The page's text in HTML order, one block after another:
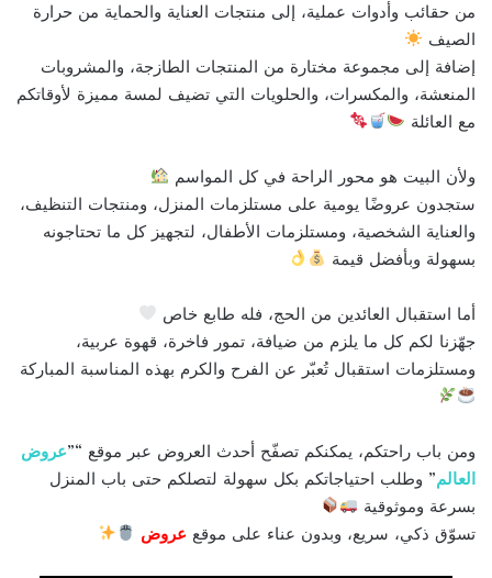
من حقائب وأدوات عملية، إلى منتجات العناية والحماية من حرارة
الصيف
إضافة إلى مجموعة مختارة من المنتجات الطازجة، والمشروبات
المنعشة، والمكسرات، والحلويات التي تضيف لمسة مميزة لأوقاتكم
مع العائلة
ولأن البيت هو محور الراحة في كل المواسم
ستجدون عروضًا يومية على مستلزمات المنزل، ومنتجات التنظيف،
والعناية الشخصية، ومستلزمات الأطفال، لتجهيز كل ما تحتاجونه
بسهولة وبأفضل قيمة
أما استقبال العائدين من الحج، فله طابع خاص
جهّزنا لكم كل ما يلزم من ضيافة، تمور فاخرة، قهوة عربية،
ومستلزمات استقبال تُعبّر عن الفرح والكرم بهذه المناسبة المباركة
ومن باب راحتكم، يمكنكم تصفّح أحدث العروض عبر موقع “”عروض
العالم” وطلب احتياجاتكم بكل سهولة لتصلكم حتى باب المنزل
بسرعة وموثوقية
تسوّق ذكي، سريع، وبدون عناء على موقع عروض